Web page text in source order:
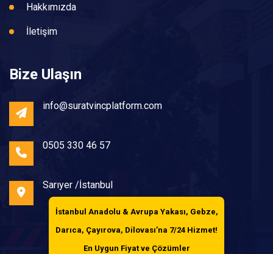
İstanbul Anadolu & Avrupa Yakası, Gebze,
Darıca, Çayırova, Dilovası’na 7/24 Hizmet!
En Uygun Fiyat ve Çözümler
Hakkımızda
İletişim
Bize Ulaşın
info@suratvincplatform.com
0505 330 46 57
Sarıyer /İstanbul